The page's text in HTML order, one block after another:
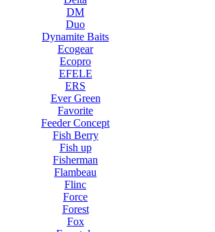
DM
Duo
Dynamite Baits
Ecogear
Ecopro
EFELE
ERS
Ever Green
Favorite
Feeder Concept
Fish Berry
Fish up
Fisherman
Flambeau
Flinc
Force
Forest
Fox